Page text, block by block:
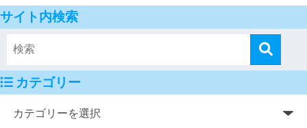
サイト内検索
カテゴリー